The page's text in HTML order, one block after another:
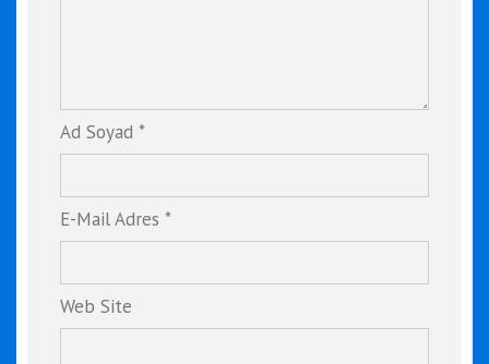
Ad Soyad *
E-Mail Adres *
Web Site